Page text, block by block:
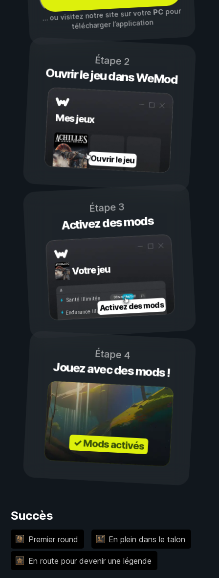
… ou visitez notre site sur votre PCpour
télécharger l’application
Étape 2
Ouvrir le jeu dans WeMod
Mes jeux
Ouvrir le jeu
Étape 3
Activez des mods
Votre jeu
Activé
Désactivé
Santé illimitée
Endurance illimitéeActivez des mods
Étape 4
Jouez avec des mods !
✓ Mods activés
Succès
Premier round En plein dans le talon
En route pour devenir une légende